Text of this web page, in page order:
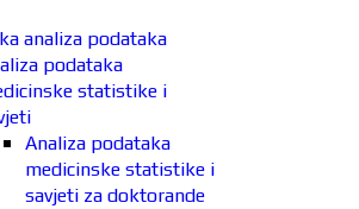
analiza podataka
podataka
statistike i
Analiza podataka
medicinske statistike i
savjeti za doktorande